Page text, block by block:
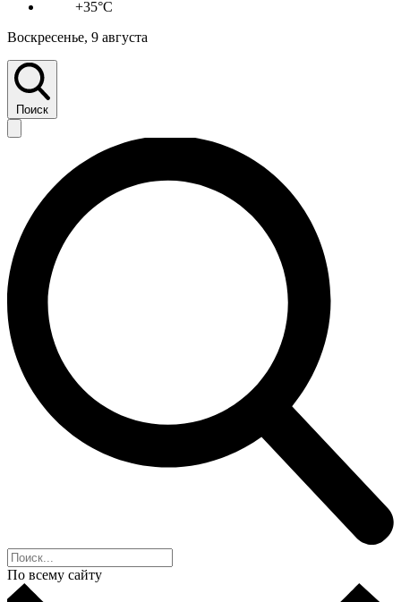
+35°C
Воскресенье, 9 августа
Поиск
По всему сайту